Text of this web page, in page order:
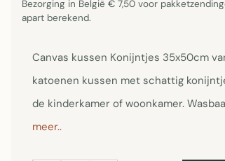
Bezorging in België € 7,50 voor
apart berekend.
Canvas kussen Konijntjes 35x50cm
katoenen kussen met schattig
de kinderkamer of woonkamer.
meer..